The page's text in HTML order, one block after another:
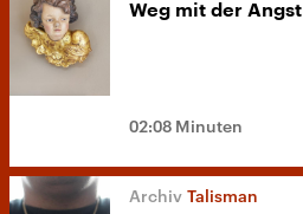
Weg mit der Angst
02:08 Minuten
Talisman